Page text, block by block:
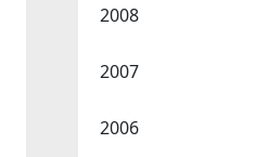
2008
2007
2006